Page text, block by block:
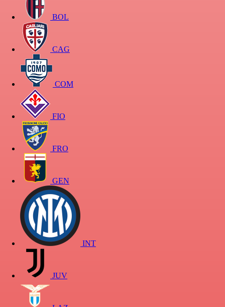
BOL
CAG
COM
FIO
FRO
GEN
INT
JUV